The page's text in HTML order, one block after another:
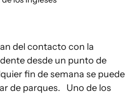
del contacto con la
desde un punto de
fin de semana se puede
de parques. Uno de los